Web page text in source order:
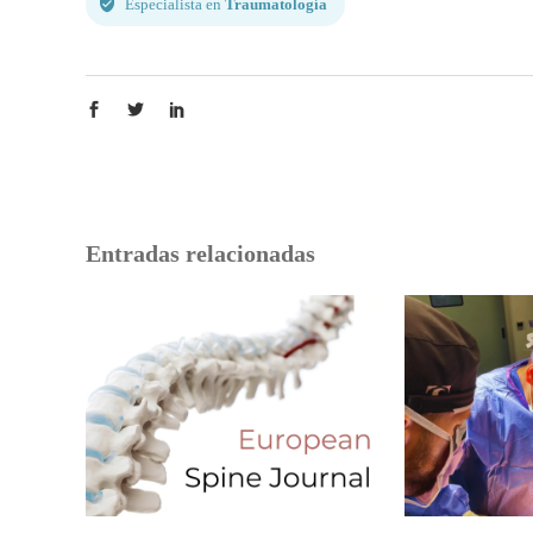
Especialista en Traumatología
Entradas relacionadas